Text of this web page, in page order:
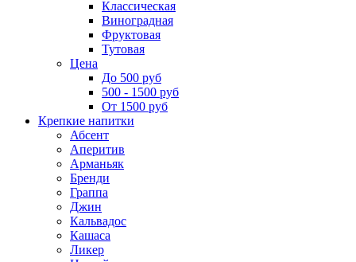
Классическая
Виноградная
Фруктовая
Тутовая
Цена
До 500 руб
500 - 1500 руб
От 1500 руб
Крепкие напитки
Абсент
Аперитив
Арманьяк
Бренди
Граппа
Джин
Кальвадос
Кашаса
Ликер